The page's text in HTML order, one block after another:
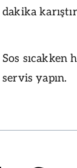
dakika
Sos sıcakken
servis yapın.